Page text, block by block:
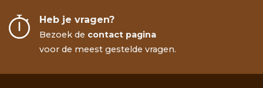
Heb je vragen?
Bezoek de contact pagina
voor de meest gestelde vragen.